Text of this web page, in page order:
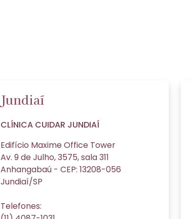
Jundiaí
CLÍNICA CUIDAR JUNDIAÍ
Edifício Maxime Office Tower
Av. 9 de Julho, 3575, sala 311
Anhangabaú - CEP: 13208-056
Jundiaí/SP
Telefones: